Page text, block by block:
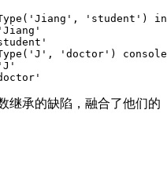
'doctor')
继承的缺陷，融合了他们的